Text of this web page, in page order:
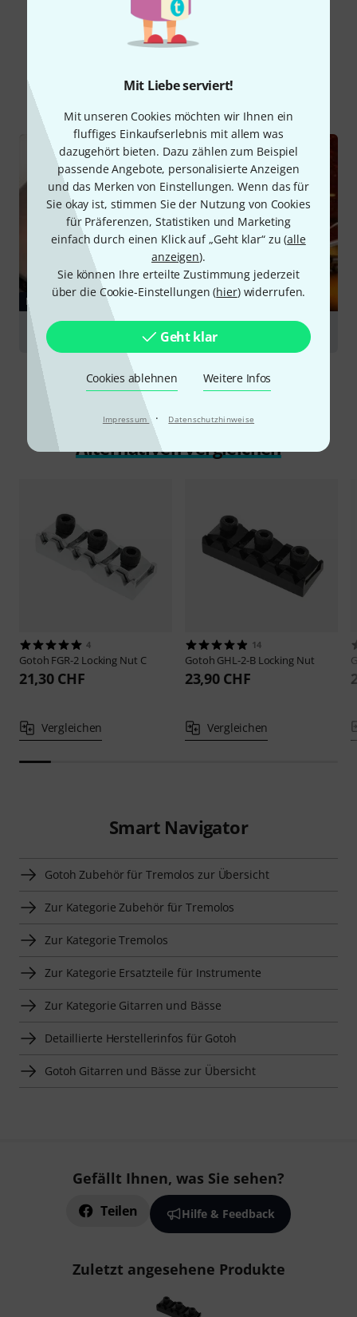
Mit Liebe serviert!
Mit unseren Cookies möchten wir Ihnen ein
fluffiges Einkaufserlebnis mit allem was
dazugehört bieten. Dazu zählen zum Beispiel
passende Angebote, personalisierte Anzeigen
und das Merken von Einstellungen. Wenn das für
Sie okay ist, stimmen Sie der Nutzung von Cookies
für Präferenzen, Statistiken und Marketing
einfach durch einen Klick auf „Geht klar“ zu (alle
anzeigen).
Sie können Ihre erteilte Zustimmung jederzeit
über die Cookie-Einstellungen (hier) widerrufen.
Geht klar
Cookies ablehnen Weitere Infos
Impressum · Datenschutzhinweise
Schon gewusst?
Alle Ratgeber
RATGEBER
E-Gitarre Modifikationen
Alternativen vergleichen
4
Gotoh FGR-2 Locking Nut C
21,30 CHF
Vergleichen
14
Gotoh GHL-2-B Locking Nut
23,90 CHF
Vergleichen
Smart Navigator
Gotoh Zubehör für Tremolos zur Übersicht
Zur Kategorie Zubehör für Tremolos
Zur Kategorie Tremolos
Zur Kategorie Ersatzteile für Instrumente
Zur Kategorie Gitarren und Bässe
Detaillierte Herstellerinfos für Gotoh
Gotoh Gitarren und Bässe zur Übersicht
Gefällt Ihnen, was Sie sehen?
Teilen Hilfe & Feedback
Zuletzt angesehene Produkte